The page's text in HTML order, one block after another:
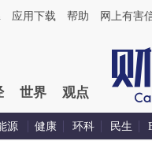
应用下载 帮助 网上有害
世界 观点
源 健康 环科 民生